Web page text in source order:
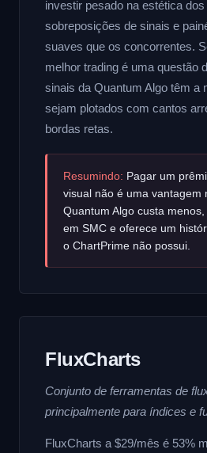
investir pesado na estética
sobreposições de sinais e
suaves que os concorrentes.
melhor trading é uma questão
sinais da Quantum Algo têm a
sejam plotados com cantos
bordas retas.
Resumindo: Pagar um
visual não é uma vantagem
Quantum Algo custa
em SMC e oferece um
o ChartPrime não possui.
FluxCharts
Conjunto de ferramentas de
principalmente para índices e
FluxCharts a $29/mês é 53%